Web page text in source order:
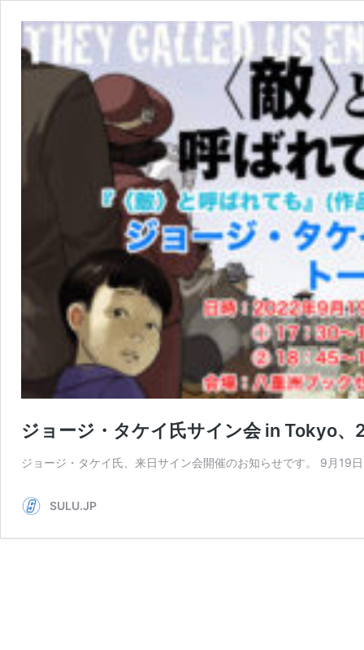
ジョージ・タケイ氏サイン会 in Tokyo
ジョージ・タケイ氏、来日サイン会開催のお知らせです。 9月19
SULU.JP